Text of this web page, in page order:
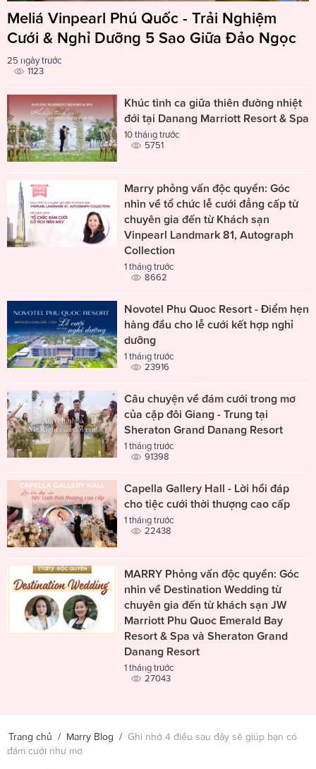
Meliá Vinpearl Phú Quốc - Trải Nghiệm
Cưới & Nghỉ Dưỡng 5 Sao Giữa Đảo Ngọc
25 ngày trước
1123
Khúc tình ca giữa thiên đường nhiệt
đới tại Danang Marriott Resort & Spa
10 tháng trước
5751
Marry phỏng vấn độc quyền: Góc
nhìn về tổ chức lễ cưới đẳng cấp từ
chuyên gia đến từ Khách sạn
Vinpearl Landmark 81, Autograph
Collection
1 tháng trước
8662
Novotel Phu Quoc Resort - Điểm hẹn
hàng đầu cho lễ cưới kết hợp nghỉ
dưỡng
1 tháng trước
23916
Câu chuyện về đám cưới trong mơ
của cặp đôi Giang - Trung tại
Sheraton Grand Danang Resort
1 tháng trước
91398
Capella Gallery Hall - Lời hồi đáp
cho tiệc cưới thời thượng cao cấp
1 tháng trước
22438
MARRY Phỏng vấn độc quyền: Góc
nhìn về Destination Wedding từ
chuyên gia đến từ khách sạn JW
Marriott Phu Quoc Emerald Bay
Resort & Spa và Sheraton Grand
Danang Resort
1 tháng trước
27043
Trang chủ / Marry Blog / Ghi nhớ 4 điều sau đây sẽ giúp bạn có
đám cưới như mơ